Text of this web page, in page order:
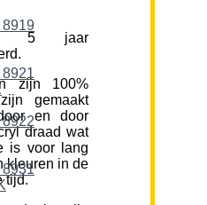
5 jaar
zijn 100%
gemaakt
en door
draad wat
is voor lang
kleuren in de
tijd.